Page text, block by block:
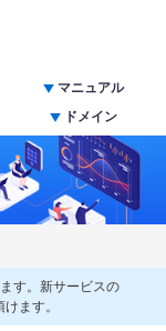
マニュアル
ドメイン
す。新サービスの
ます。